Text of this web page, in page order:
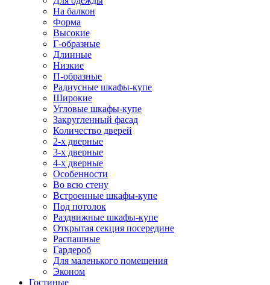
На балкон
Форма
Высокие
Г-образные
Длинные
Низкие
П-образные
Радиусные шкафы-купе
Широкие
Угловые шкафы-купе
Закругленный фасад
Количество дверей
2-х дверные
3-х дверные
4-х дверные
Особенности
Во всю стену
Встроенные шкафы-купе
Под потолок
Раздвижные шкафы-купе
Открытая секция посередине
Распашные
Гардероб
Для маленького помещения
Эконом
Гостиные